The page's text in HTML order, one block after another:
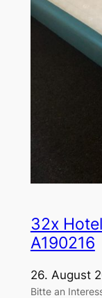
32x
A190216
26. August
Bitte an